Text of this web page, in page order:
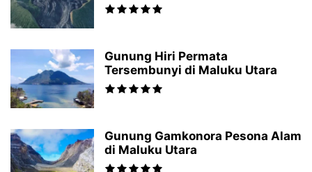
Gunung Hiri Permata
Tersembunyi di Maluku Utara
Gunung Gamkonora Pesona Alam
di Maluku Utara